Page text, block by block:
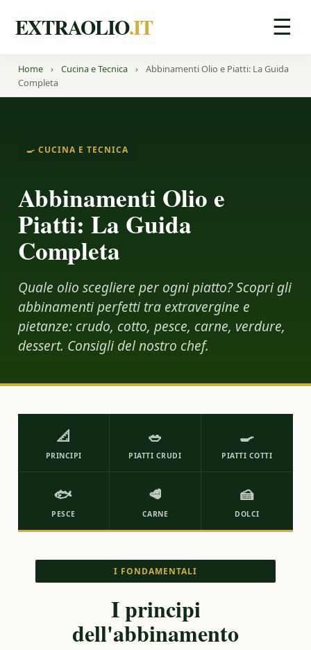
EXTRAOLIO.IT ☰
Home › Cucina e Tecnica ›
Abbinamenti Olio e Piatti: La Guida
Completa
🍳 CUCINA E TECNICA
Abbinamenti Olio e
Piatti: La Guida
Completa
Quale olio scegliere per ogni piatto? Scopri gli
abbinamenti perfetti tra extravergine e
pietanze: crudo, cotto, pesce, carne, verdure,
dessert. Consigli del nostro chef.
📐
PRINCIPI
🥗
PIATTI CRUDI
🍳
PIATTI COTTI
🐟
PESCE
🥩
CARNE
🍰
DOLCI
I FONDAMENTALI
I principi
dell'abbinamento